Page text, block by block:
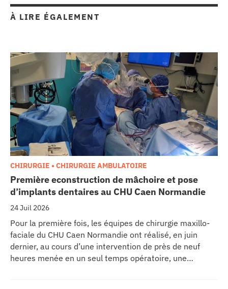
À LIRE ÉGALEMENT
Première econstruction de mâchoire et pose
d’implants dentaires au CHU Caen Normandie
24 Juil 2026
CHIRURGIE • CHIRURGIE AMBULATOIRE
Pour la première fois, les équipes de chirurgie maxillo-
faciale du CHU Caen Normandie ont réalisé, en juin
dernier, au cours d’une intervention de près de neuf
heures menée en un seul temps opératoire, une